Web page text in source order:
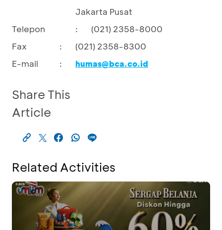
Jakarta Pusat
Telepon
:
(021) 2358-8000
Fax
:
(021) 2358-8300
E-mail
: humas@bca.co.id
Share This
Article
Related Activities